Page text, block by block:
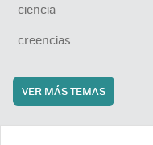
ciencia
creencias
VER MÁS TEMAS